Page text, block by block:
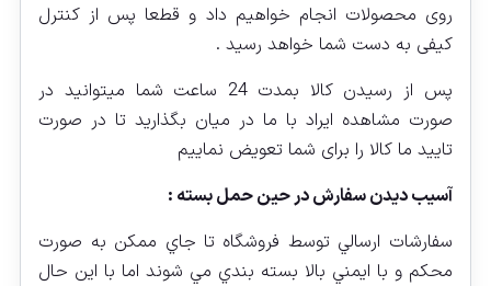
روی محصولات انجام خواهیم داد و قطعا پس از کنترل
کیفی به دست شما خواهد رسید .
پس از رسیدن کالا بمدت 24 ساعت شما میتوانید در
صورت مشاهده ایراد با ما در میان بگذارید تا در صورت
تایید ما کالا را برای شما تعویض نماییم
آسيب ديدن سفارش در حين حمل بسته :
سفارشات ارسالي توسط فروشگاه تا جاي ممكن به صورت
محكم و با ايمني بالا بسته بندي مي شوند اما با اين حال